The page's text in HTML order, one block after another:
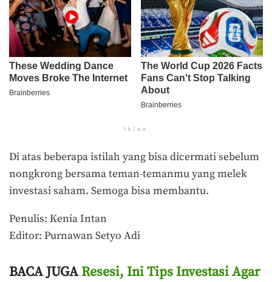
Iklan
Di atas beberapa istilah yang bisa dicermati sebelum
nongkrong bersama teman-temanmu yang melek
investasi saham. Semoga bisa membantu.
Penulis: Kenia Intan
Editor: Purnawan Setyo Adi
BACA JUGAResesi, Ini Tips Investasi Agar